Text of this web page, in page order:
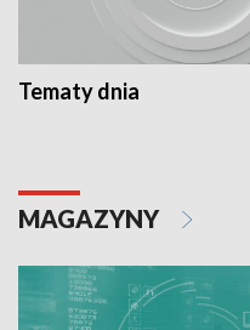
Tematy dnia
MAGAZYNY